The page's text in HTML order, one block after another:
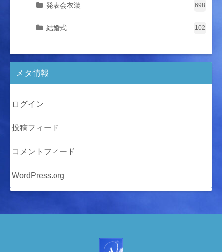
発表会衣装 698
結婚式 102
メタ情報
ログイン
投稿フィード
コメントフィード
WordPress.org